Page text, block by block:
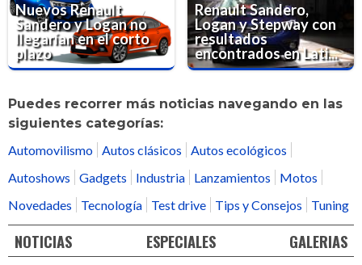
Nuevos Renault
Sandero y Logan no
llegarían en el corto
plazo
Renault Sandero,
Logan y Stepway con
resultados
encontrados en Lati...
Puedes recorrer más noticias navegando en las
siguientes categorías:
Automovilismo Autos clásicos
Autos ecológicos
Autoshows
Gadgets Industria Lanzamientos
Motos
Novedades
Tecnología Test drive Tips y Consejos Tuning
NOTICIAS ESPECIALES GALERIAS